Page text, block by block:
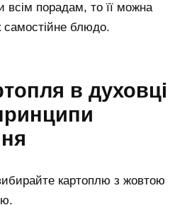
всім порадам, то її можна
самостійне блюдо.
в духовці
картоплю з жовтою